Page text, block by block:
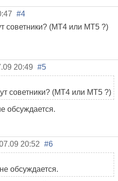
#4
советники? (МТ4 или МТ5 ?)
20:49 #5
советники? (МТ4 или МТ5 ?)
обсуждается.
20:52 #6
обсуждается.